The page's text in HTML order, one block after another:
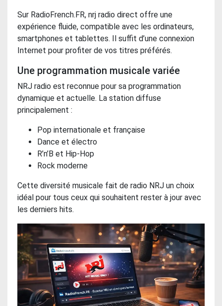
Sur RadioFrench.FR, nrj radio direct offre une
expérience fluide, compatible avec les ordinateurs,
smartphones et tablettes. Il suffit d’une connexion
Internet pour profiter de vos titres préférés.
Une programmation musicale variée
NRJ radio est reconnue pour sa programmation
dynamique et actuelle. La station diffuse
principalement :
Pop internationale et française
Dance et électro
R’n’B et Hip-Hop
Rock moderne
Cette diversité musicale fait de radio NRJ un choix
idéal pour tous ceux qui souhaitent rester à jour avec
les derniers hits.